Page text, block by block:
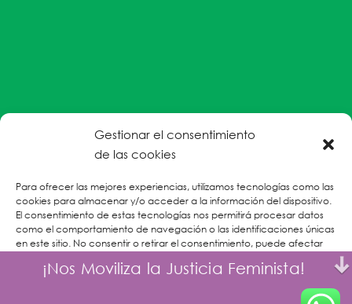
Gestionar el consentimiento
de las cookies
Para ofrecer las mejores experiencias, utilizamos tecnologías como las
cookies para almacenar y/o acceder a la información del dispositivo.
El consentimiento de estas tecnologías nos permitirá procesar datos
como el comportamiento de navegación o las identificaciones únicas
en este sitio. No consentir o retirar el consentimiento, puede afectar
#EnColectiva estamos comprometidas con la
parte del personal humanitario hacia personas
refugiadas, migrantes desplazadas internas y/o
victimas sobrevivientes de Violencias Basadas en
Género.
¡Nos Moviliza la Justicia Feminista!